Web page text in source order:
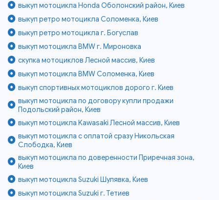
выкуп мотоцикла Honda Оболонский район, Киев
выкуп ретро мотоцикла Соломенка, Киев
выкуп ретро мотоцикла г. Богуслав
выкуп мотоцикла BMW г. Мироновка
скупка мотоциклов Лесной массив, Киев
выкуп мотоцикла BMW Соломенка, Киев
выкуп спортивных мотоциклов дорого г. Киев
выкуп мотоцикла по договору купли продажи
Подольский район, Киев
выкуп мотоцикла Kawasaki Лесной массив, Киев
выкуп мотоцикла с оплатой сразу Никольская
Слободка, Киев
выкуп мотоцикла по доверенности Приречная зона,
Киев
выкуп мотоцикла Suzuki Шулявка, Киев
выкуп мотоцикла Suzuki г. Тетиев